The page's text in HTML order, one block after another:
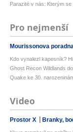
Parazité v nás: Kterým se
Pro nejmenší
Mourissonova poradna
Kdo vynalezl kapesník?
Ghost Recon Wildlands
Quake ke 30.
Video
Prostor X Branky,